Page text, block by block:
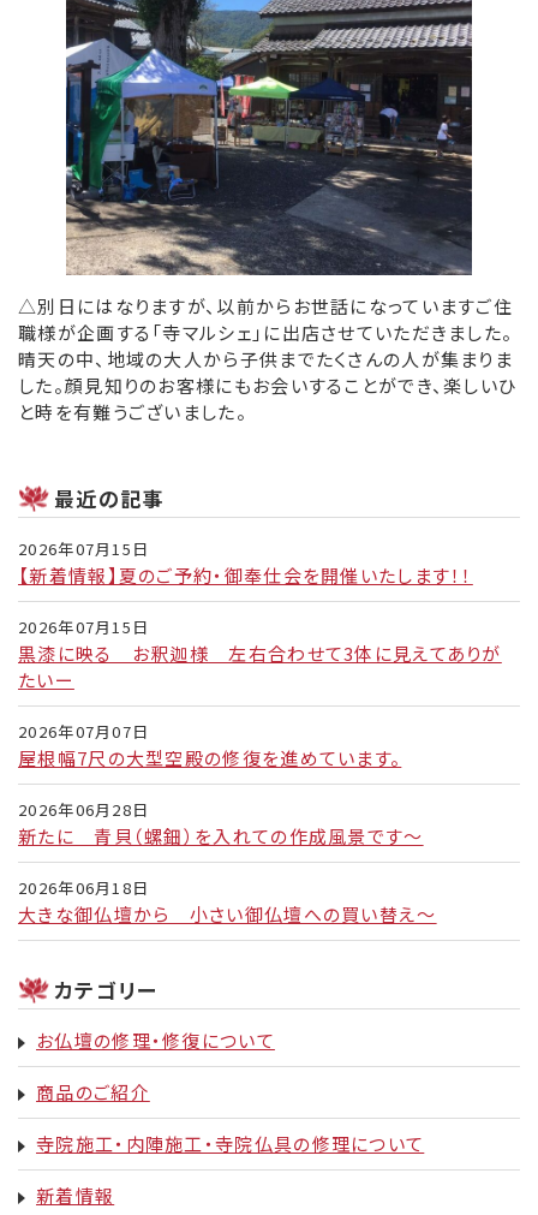
△別日にはなりますが、以前からお世話になっていますご住
職様が企画する「寺マルシェ」に出店させていただきました。
晴天の中、地域の大人から子供までたくさんの人が集まりま
した。顔見知りのお客様にもお会いすることができ、楽しいひ
と時を有難うございました。
最近の記事
2026年07月15日
【新着情報】夏のご予約・御奉仕会を開催いたします！！
2026年07月15日
黒漆に映る お釈迦様 左右合わせて3体に見えてありが
たいー
2026年07月07日
屋根幅7尺の大型空殿の修復を進めています。
2026年06月28日
新たに 青貝（螺鈿）を入れての作成風景です～
2026年06月18日
大きな御仏壇から 小さい御仏壇への買い替え～
カテゴリー
お仏壇の修理・修復について
商品のご紹介
寺院施工・内陣施工・寺院仏具の修理について
新着情報